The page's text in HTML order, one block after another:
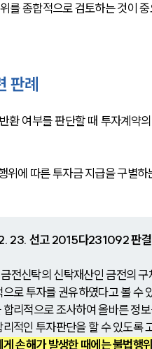
를 종합적으로 검토하는 것이 중
판례
환 여부를 판단할 때 투자계약
위에 따른 투자금 지급을 구별
23. 선고 2015다231092 판결
전신탁의 신탁재산인 금전의
로 투자를 권유하였다고 볼 수
리적으로 조사하여 올바른 정
적인 투자판단을 할 수 있도록
손해가 발생한 때에는 불법행